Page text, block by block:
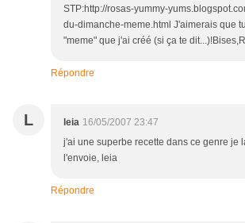
STP:http://rosas-yummy-
du-dimanche-meme.html J'aimerais que
"meme" que j'ai créé (si ça te
Répondre
L leia 16/05/2007 23:47
j'ai une superbe recette dans ce genre je
l'envoie, leia
Répondre